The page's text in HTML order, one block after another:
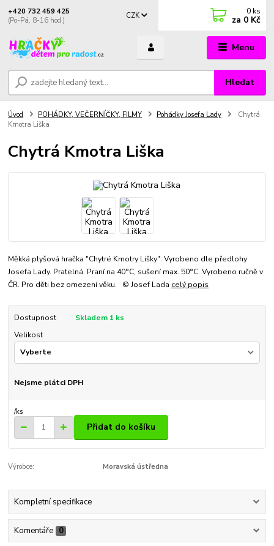
Menu
CZK
Hledat
+420 732 459 425
(Po-Pá, 8-16 hod.)
0 ks
za 0 Kč
Úvod POHÁDKY, VEČERNÍČKY, FILMY Pohádky Josefa Lady
Chytrá
Kmotra Liška
Chytrá Kmotra Liška
Měkká plyšová hračka "Chytré Kmotry Lišky". Vyrobeno dle předlohy
Josefa Lady. Pratelná. Praní na 40°C, sušení max. 50°C. Vyrobeno ručně v
ČR. Pro děti bez omezení věku. © Josef Lada celý popis
Dostupnost
Skladem 1 ks
Velikost
Nejsme plátci DPH
/ks
Přidat do košíku
Výrobce: Moravská ústředna
Kompletní specifikace
Komentáře 0